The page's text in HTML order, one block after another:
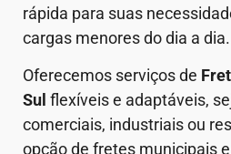
rápida para suas
cargas menores do dia a dia.
Oferecemos serviços de
Sul flexíveis e adaptáveis,
comerciais, industriais ou
opção de fretes municipais